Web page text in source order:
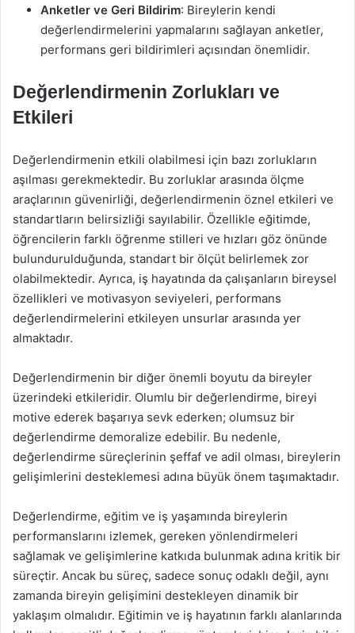
Anketler ve Geri Bildirim: Bireylerin kendi
değerlendirmelerini yapmalarını sağlayan anketler,
performans geri bildirimleri açısından önemlidir.
Değerlendirmenin Zorlukları ve
Etkileri
Değerlendirmenin etkili olabilmesi için bazı zorlukların
aşılması gerekmektedir. Bu zorluklar arasında ölçme
araçlarının güvenirliği, değerlendirmenin öznel etkileri ve
standartların belirsizliği sayılabilir. Özellikle eğitimde,
öğrencilerin farklı öğrenme stilleri ve hızları göz önünde
bulundurulduğunda, standart bir ölçüt belirlemek zor
olabilmektedir. Ayrıca, iş hayatında da çalışanların bireysel
özellikleri ve motivasyon seviyeleri, performans
değerlendirmelerini etkileyen unsurlar arasında yer
almaktadır.
Değerlendirmenin bir diğer önemli boyutu da bireyler
üzerindeki etkileridir. Olumlu bir değerlendirme, bireyi
motive ederek başarıya sevk ederken; olumsuz bir
değerlendirme demoralize edebilir. Bu nedenle,
değerlendirme süreçlerinin şeffaf ve adil olması, bireylerin
gelişimlerini desteklemesi adına büyük önem taşımaktadır.
Değerlendirme, eğitim ve iş yaşamında bireylerin
performanslarını izlemek, gereken yönlendirmeleri
sağlamak ve gelişimlerine katkıda bulunmak adına kritik bir
süreçtir. Ancak bu süreç, sadece sonuç odaklı değil, aynı
zamanda bireyin gelişimini destekleyen dinamik bir
yaklaşım olmalıdır. Eğitimin ve iş hayatının farklı alanlarında